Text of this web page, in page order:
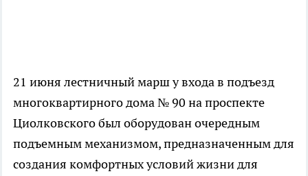
21 июня лестничный марш у входа в подъезд
многоквартирного дома № 90 на проспекте
Циолковского был оборудован очередным
подъемным механизмом, предназначенным для
создания комфортных условий жизни для